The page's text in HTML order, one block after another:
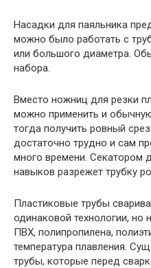
Насадки для паяльника
можно было работать с
или большого диаметра.
набора.
Вместо ножниц для резки
можно применить и
тогда получить ровный
достаточно трудно и сам
много времени. Секатором
навыков разрежет трубку
Пластиковые трубы
одинаковой технологии, но
ПВХ, полипропилена,
температура плавления.
трубы, которые перед